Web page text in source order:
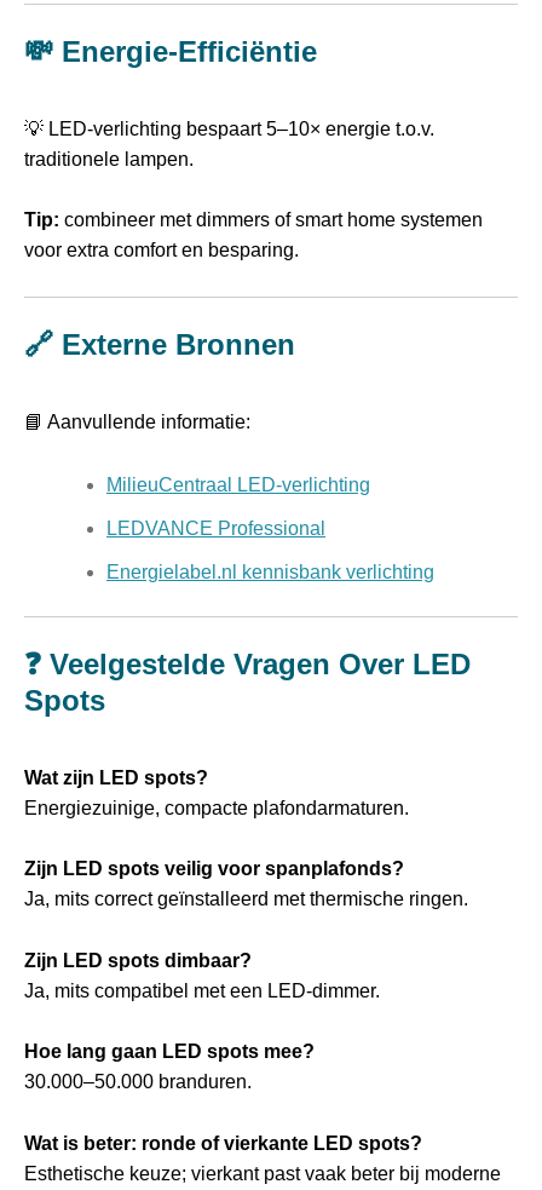
💸 Energie-Efficiëntie
💡 LED-verlichting bespaart 5–10× energie t.o.v.
traditionele lampen.
Tip: combineer met dimmers of smart home systemen
voor extra comfort en besparing.
🔗 Externe Bronnen
📘 Aanvullende informatie:
MilieuCentraal LED-verlichting
LEDVANCE Professional
Energielabel.nl kennisbank verlichting
❓ Veelgestelde Vragen Over LED
Spots
Wat zijn LED spots?
Energiezuinige, compacte plafondarmaturen.
Zijn LED spots veilig voor spanplafonds?
Ja, mits correct geïnstalleerd met thermische ringen.
Zijn LED spots dimbaar?
Ja, mits compatibel met een LED-dimmer.
Hoe lang gaan LED spots mee?
30.000–50.000 branduren.
Wat is beter: ronde of vierkante LED spots?
Esthetische keuze; vierkant past vaak beter bij moderne